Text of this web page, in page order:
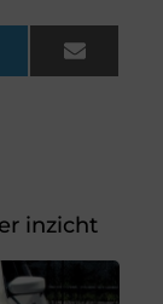
Email
inzicht